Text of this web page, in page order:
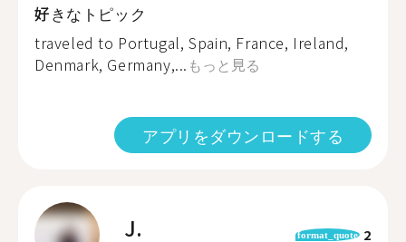
好きなトピック
traveled to Portugal, Spain, France, Ireland,
Denmark, Germany,... もっと見る
アプリをダウンロードする
J. format_quote 2